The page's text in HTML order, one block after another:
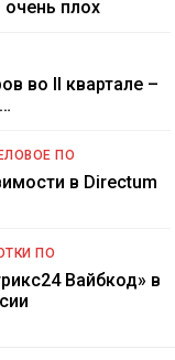
очень плох
во II квартале –
ПО
в Directum
ПО
Вайбкод» в